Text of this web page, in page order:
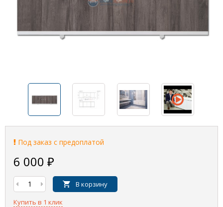
Под заказ с предоплатой
6 000 ₽
В корзину
Купить в 1 клик